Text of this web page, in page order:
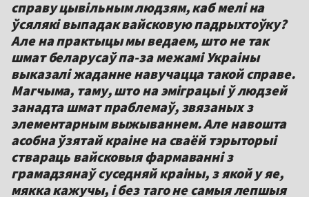
справу цывільным людзям, каб мелі на
ўсялякі выпадак вайсковую падрыхтоўку?
Але на практыцы мы ведаем, што не так
шмат беларусаў па-за межамі Украіны
выказалі жаданне навучацца такой справе.
Магчыма, таму, што на эміграцыі ў людзей
занадта шмат праблемаў, звязаных з
элементарным выжываннем. Але навошта
асобна ўзятай краіне на сваёй тэрыторыі
ствараць вайсковыя фармаванні з
грамадзянаў суседняй краіны, з якой у яе,
мякка кажучы, і без таго не самыя лепшыя